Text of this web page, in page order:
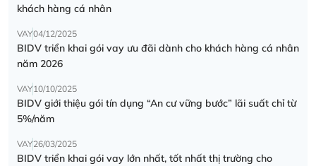
khách hàng cá nhân
VAY04/12/2025
BIDV triển khai gói vay ưu đãi dành cho khách hàng cá nhân
năm 2026
VAY10/10/2025
BIDV giới thiệu gói tín dụng “An cư vững bước” lãi suất chỉ từ
5%/năm
VAY26/03/2025
BIDV triển khai gói vay lớn nhất, tốt nhất thị trường cho